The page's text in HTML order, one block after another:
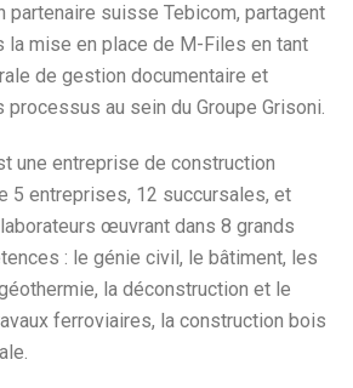
partenaire suisse Tebicom, partagent
la mise en place de M-Files en tant
de gestion documentaire et
processus au sein du Groupe Grisoni.
une entreprise de construction
5 entreprises, 12 succursales, et
œuvrant dans 8 grands
: le génie civil, le bâtiment, les
la déconstruction et le
ferroviaires, la construction bois